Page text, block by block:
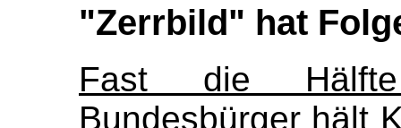
"Zerrbild" hat
Fast die
Bundesbürger hält